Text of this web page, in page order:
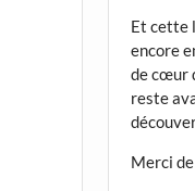
Et cette
encore
de cœur
reste
Merci